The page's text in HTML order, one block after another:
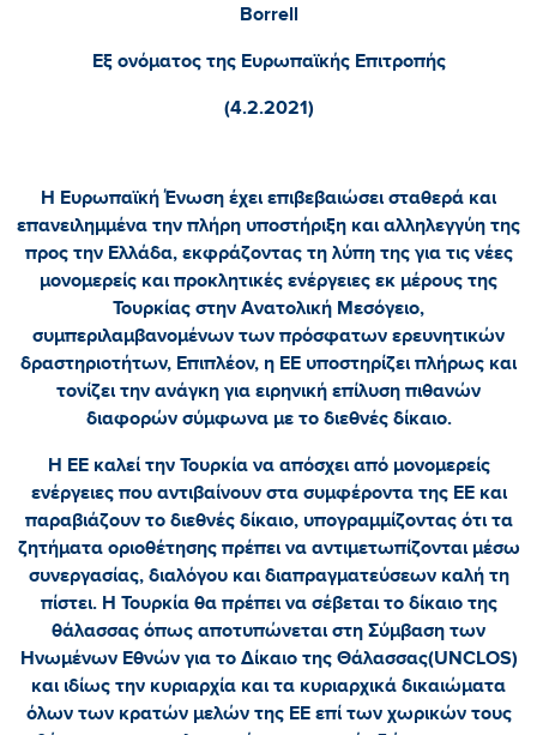
Borrell
Εξ ονόματος της Ευρωπαϊκής Επιτροπής
(4.2.2021)
Η Ευρωπαϊκή Ένωση έχει επιβεβαιώσει σταθερά και
επανειλημμένα την πλήρη υποστήριξη και αλληλεγγύη της
προς την Ελλάδα, εκφράζοντας τη λύπη της για τις νέες
μονομερείς και προκλητικές ενέργειες εκ μέρους της
Τουρκίας στην Ανατολική Μεσόγειο,
συμπεριλαμβανομένων των πρόσφατων ερευνητικών
δραστηριοτήτων, Επιπλέον, η ΕΕ υποστηρίζει πλήρως και
τονίζει την ανάγκη για ειρηνική επίλυση πιθανών
διαφορών σύμφωνα με το διεθνές δίκαιο.
Η ΕΕ καλεί την Τουρκία να απόσχει από μονομερείς
ενέργειες που αντιβαίνουν στα συμφέροντα της ΕΕ και
παραβιάζουν το διεθνές δίκαιο, υπογραμμίζοντας ότι τα
ζητήματα οριοθέτησης πρέπει να αντιμετωπίζονται μέσω
συνεργασίας, διαλόγου και διαπραγματεύσεων καλή τη
πίστει. Η Τουρκία θα πρέπει να σέβεται το δίκαιο της
θάλασσας όπως αποτυπώνεται στη Σύμβαση των
Ηνωμένων Εθνών για το Δίκαιο της Θάλασσας(UNCLOS)
και ιδίως την κυριαρχία και τα κυριαρχικά δικαιώματα
όλων των κρατών μελών της ΕΕ επί των χωρικών τους